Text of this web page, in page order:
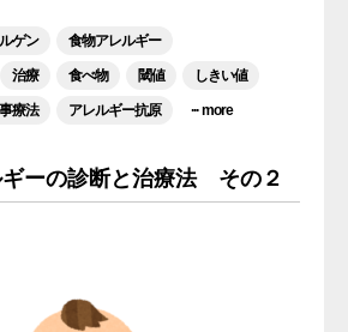
ゲン 食物アレルギー
治療 食べ物 閾値 しきい値
療法 アレルギー抗原 ... more
ーの診断と治療法 その２